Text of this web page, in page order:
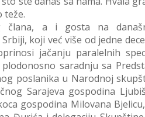
teže.
člana, a i gosta na
koji već više od jedne
jačanju paralelnih
saradnju sa
poslanika u Narodnoj
Sarajeva gospodina
gospodina Milovana